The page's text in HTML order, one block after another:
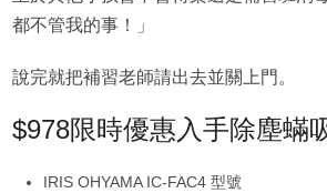
都不管我的事！」
說完就把補習老師請出去並關上門。
$978限時優惠入手除塵蟎
IRIS OHYAMA IC-FAC4 型號